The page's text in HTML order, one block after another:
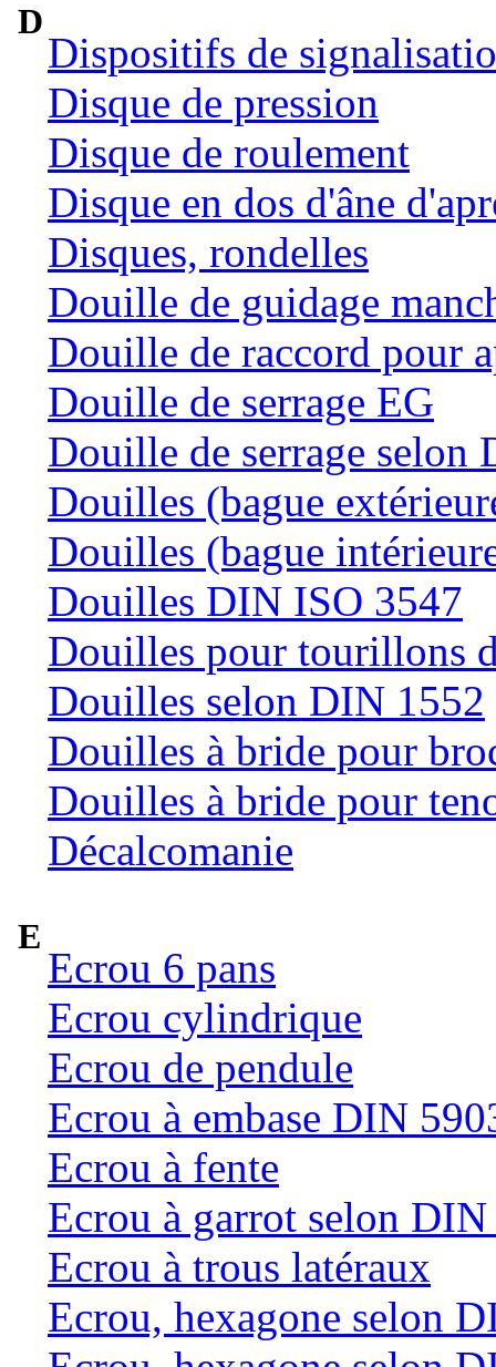
D
Dispositifs de
Disque de pression
Disque de roulement
Disque en dos d'âne
Disques, rondelles
Douille de guidage
Douille de raccord pour
Douille de serrage EG
Douille de serrage selon
Douilles (bague
Douilles (bague
Douilles DIN ISO 3547
Douilles pour tourillons
Douilles selon DIN 1552
Douilles à bride pour
Douilles à bride pour
Décalcomanie
E
Ecrou 6 pans
Ecrou cylindrique
Ecrou de pendule
Ecrou à embase DIN
Ecrou à fente
Ecrou à garrot selon
Ecrou à trous latéraux
Ecrou, hexagone selon